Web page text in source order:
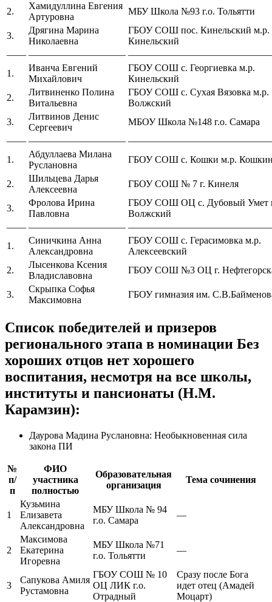
2.
Хамидуллина Евгения
Артуровна
МБУ Школа №93 г.о. Тольятти
3.
Дрягина Марина
Николаевна
ГБОУ СОШ пос. Кинельский м.р.
Кинельский
—— ——————————
1.
Иванча Евгений
Михайлович
ГБОУ СОШ с. Георгиевка м.р.
Кинельский
2.
Литвиненко Полина
Витальевна
ГБОУ СОШ с. Сухая Вязовка м.р.
Волжский
3.
Литвинов Денис
Сергеевич
МБОУ Школа №148 г.о. Самара
—— ——————————
1.
Абдуллаева Милана
Руслановна
ГБОУ СОШ с. Кошки м.р.
2.
Шильцева Дарья
Алексеевна
ГБОУ СОШ № 7 г. Кинеля
3.
Фролова Ирина
Павловна
ГБОУ СОШ ОЦ с. Дубовый Умет
Волжский
—— ——————————
1.
Синичкина Анна
Александровна
ГБОУ СОШ с. Герасимовка м.р.
Алексеевский
2.
Лысенкова Ксения
Владиславовна
ГБОУ СОШ №3 ОЦ г.
3.
Скрыпка Софья
Максимовна
ГБОУ гимназия им.
Список победителей и призеров
регионального этапа в номинации Без
хороших отцов нет хорошего
воспитания, несмотря на все школы,
институты и пансионаты (Н.М.
Карамзин):
Даурова Мадина Руслановна: Необыкновенная сила
закона ПИ
№
п/
п
ФИО
участника
полностью
Образовательная
организация
Тема сочинения
1
Кузьмина
Елизавета
Александровна
МБУ Школа № 94
г.о. Самара
—
2
Максимова
Екатерина
Игоревна
МБУ Школа №71
г.о. Тольятти
—
3
Сапукова Амиля
Рустамовна
ГБОУ СОШ № 10
ОЦ ЛИК г.о.
Отрадный
Сразу после Бога
идет отец (Амадей
Моцарт)